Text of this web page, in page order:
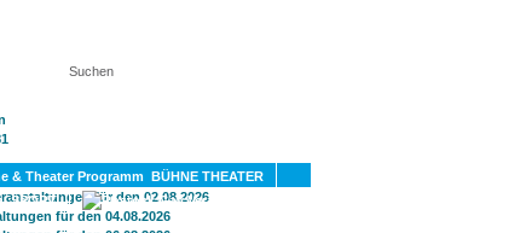
BÜHNE THEATER
SPORT